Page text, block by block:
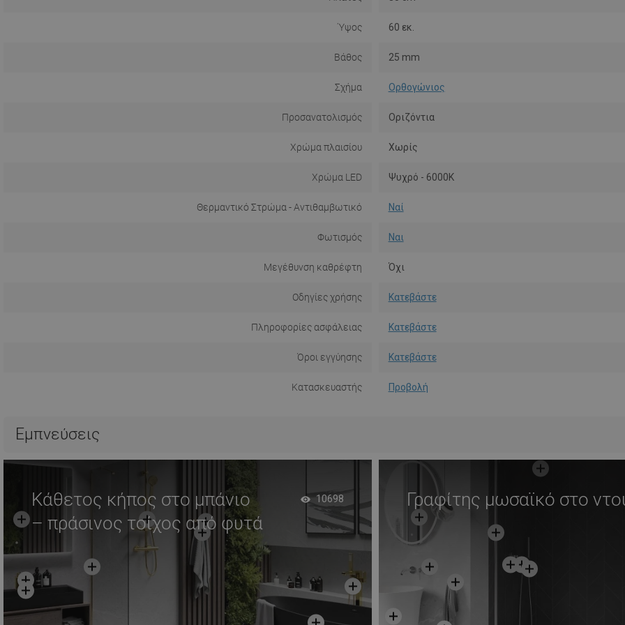
Ύψος 60 εκ.
Βάθος 25 mm
Σχήμα Ορθογώνιος
Προσανατολισμός Οριζόντια
Χρώμα πλαισίου Χωρίς
Χρώμα LED Ψυχρό - 6000K
Θερμαντικό Στρώμα - Αντιθαμβωτικό Ναί
Φωτισμός Ναι
Μεγέθυνση καθρέφτη Όχι
Οδηγίες χρήσης Κατεβάστε
Πληροφορίες ασφάλειας Κατεβάστε
Όροι εγγύησης Κατεβάστε
Κατασκευαστής Προβολή
Εμπνεύσεις
Κάθετος κήπος στο μπάνιο
– πράσινος τοίχος από φυτά
10698 Γραφίτης μωσαϊκό στο